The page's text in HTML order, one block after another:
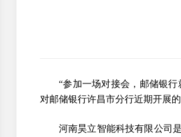
“参加一场对接会，邮储银
对邮储银行许昌市分行近期开展
河南昊立智能科技有限公司